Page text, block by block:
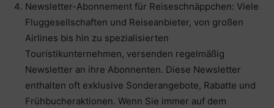
Newsletter-Abonnement für Reiseschnäppchen: Viele
Fluggesellschaften und Reiseanbieter, von großen
Airlines bis hin zu spezialisierten
Touristikunternehmen, versenden regelmäßig
Newsletter an ihre Abonnenten. Diese Newsletter
enthalten oft exklusive Sonderangebote, Rabatte und
Frühbucheraktionen. Wenn Sie immer auf dem